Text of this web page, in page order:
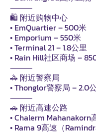
⸻
🛍️ 附近购物中心
• EmQuartier – 500米
• Emporium – 550米
• Terminal 21 – 1.8公里
• Rain Hill社区商场 –
⸻
🚓 附近警察局
• Thonglor警察局 – 2.0
⸻
🚗 附近高速公路
• Chalerm Mahanakorn
• Rama 9高速（